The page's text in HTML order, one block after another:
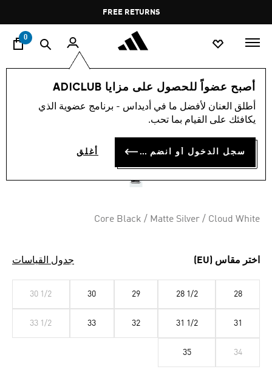
Pause
promotion
rotation
FREE RETURNS
0
أصبح عضواً للحصول على مزايا ADICLUB
أطلق العنان لأفضل ما في أديداس - برنامج عضوية الذي
يكافئك على القيام بما تحب.
سجل الدخول أو انضم الآن أغلق
الأطفال أحذية
حذاء SUPERSTAR من أديداس
أوريجينالز للأطفال
OMR 34.50
Core Black / Matte Silver / Cloud White
اختر مقاس (EU) جدول القياسات
28
28 1/2
29
30
30 1/2
31
31 1/2
32
33
33 1/2
34
35